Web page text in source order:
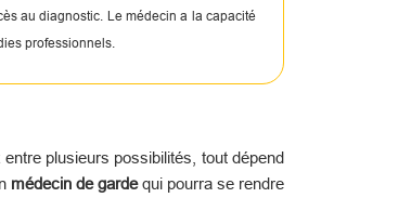
au diagnostic. Le médecin a la capacité
professionnels.
plusieurs possibilités, tout dépend
médecin de gardequi pourra se rendre